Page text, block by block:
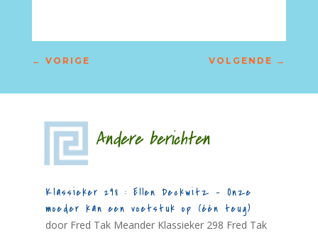
← VORIGE VOLGENDE →
Andere berichten
Klassieker 298 : Ellen Deckwitz – Onze
moeder kan een voetstuk op (één teug)
door Fred Tak Meander Klassieker 298 Fred Tak